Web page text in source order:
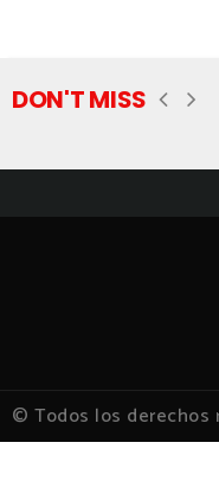
DON'T MISS
© Todos los derechos